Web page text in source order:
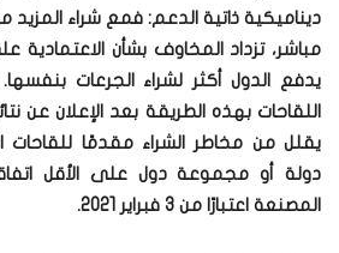
ديناميكية ذاتية الدعم: فمع شراء المزيد
يدفع الدول أكثر لشراء الجرعات بنفسها.
اللقاحات بهذه الطريقة بعد الإعلان عن
دولة أو مجموعة دول على الأقل
المصنعة اعتبارًا من 3 فبراير 2021.